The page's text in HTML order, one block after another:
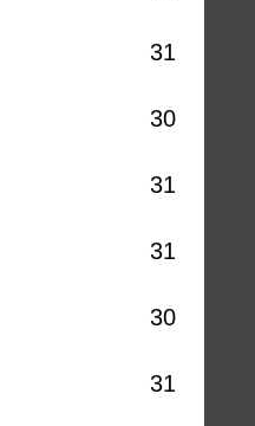
31
30
31
31
30
31